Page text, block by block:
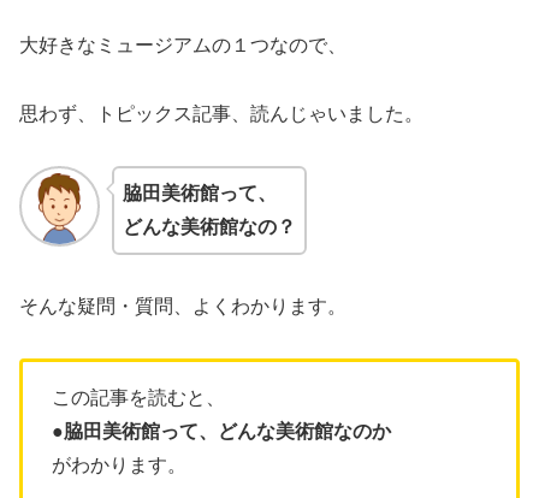
大好きなミュージアムの１つなので、
思わず、トピックス記事、読んじゃいました。
脇田美術館って、
どんな美術館なの？
そんな疑問・質問、よくわかります。
この記事を読むと、
●脇田美術館って、どんな美術館なのか
がわかります。